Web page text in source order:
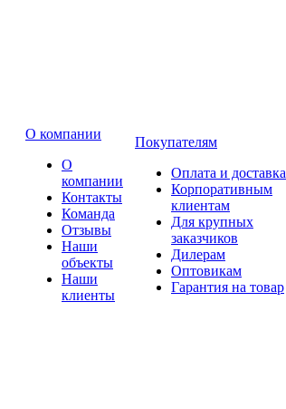
О компании
О
компании
Контакты
Команда
Отзывы
Наши
объекты
Наши
клиенты
Покупателям
Оплата и доставка
Корпоративным
клиентам
Для крупных
заказчиков
Дилерам
Оптовикам
Гарантия на товар